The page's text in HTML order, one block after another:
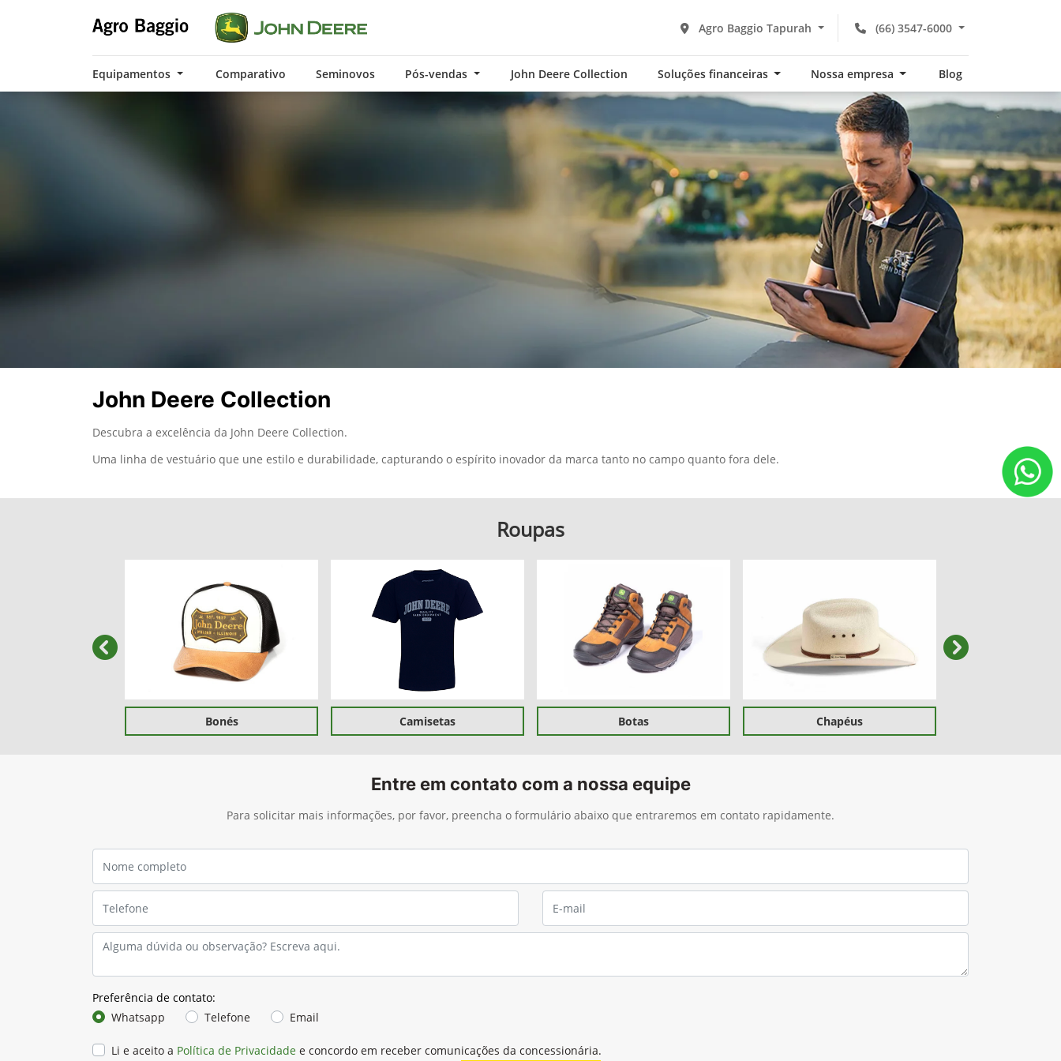
(66) 3547-6000
Agro Baggio Tapurah
Equipamentos Comparativo Seminovos Pós-vendas John Deere Collection Soluções financeiras Nossa empresa Blog
John Deere Collection
Descubra a excelência da John Deere Collection.
Uma linha de vestuário que une estilo e durabilidade, capturando o espírito inovador da marca tanto no campo quanto fora dele.
Roupas
Bonés Camisetas Botas Chapéus
templates.template-01.components.carousel.texts.control_prev
Entre em contato com a nossa equipe
Para solicitar mais informações, por favor, preencha o formulário abaixo que entraremos em contato rapidamente.
Preferência de contato:
Whatsapp
Telefone Email
Li e aceito a Política de Privacidade e concordo em receber comunicações da concessionária.